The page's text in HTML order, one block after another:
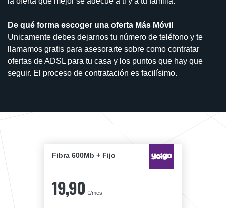
De qué forma escoger una oferta Más Móvil
Unicamente debes dejarnos tu número de teléfono y te
llamamos gratis para asesorarte sobre como contratar
ofertas de ADSL para tu casa y los puntos que hay que
seguir. El proceso de contratación es facilísimo.
Fibra 600Mb + Fijo
19,90 €/mes